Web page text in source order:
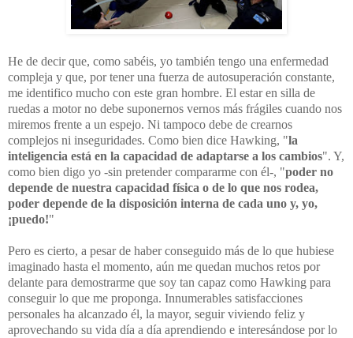
He de decir que, como sabéis, yo también tengo una enfermedad
compleja y que, por tener una fuerza de autosuperación constante,
me identifico mucho con este gran hombre. El estar en silla de
ruedas a motor no debe suponernos vernos más frágiles cuando nos
miremos frente a un espejo. Ni tampoco debe de crearnos
complejos ni inseguridades. Como bien dice Hawking, "la
inteligencia está en la capacidad de adaptarse a los cambios". Y,
como bien digo yo -sin pretender compararme con él-, "poder no
depende de nuestra capacidad física o de lo que nos rodea,
poder depende de la disposición interna de cada uno y, yo,
¡puedo!"
Pero es cierto, a pesar de haber conseguido más de lo que hubiese
imaginado hasta el momento, aún me quedan muchos retos por
delante para demostrarme que soy tan capaz como Hawking para
conseguir lo que me proponga. Innumerables satisfacciones
personales ha alcanzado él, la mayor, seguir viviendo feliz y
aprovechando su vida día a día aprendiendo e interesándose por lo